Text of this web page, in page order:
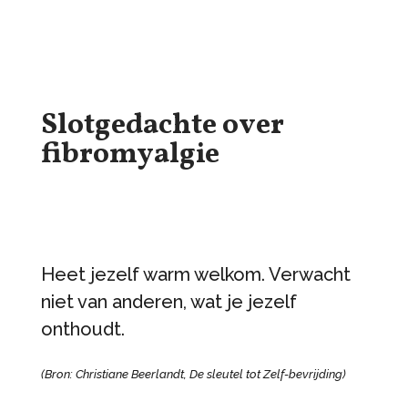
Slotgedachte over
fibromyalgie
Heet jezelf warm welkom. Verwacht
niet van anderen, wat je jezelf
onthoudt.
(Bron: Christiane Beerlandt, De sleutel tot Zelf-bevrijding)